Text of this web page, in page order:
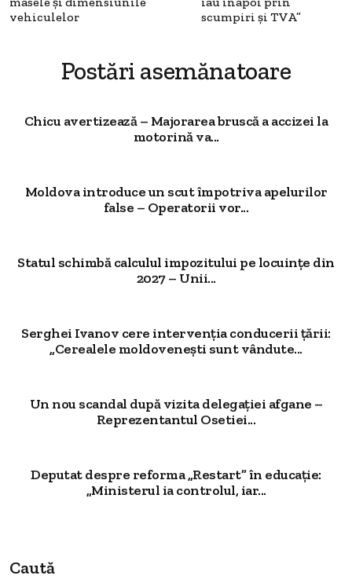
vehiculelor
scumpiri și TVA”
Postări asemănatoare
Chicu avertizează – Majorarea bruscă a accizei la
motorină va...
Moldova introduce un scut împotriva apelurilor
false – Operatorii vor...
Statul schimbă calculul impozitului pe locuințe din
2027 – Unii...
Serghei Ivanov cere intervenția conducerii țării:
„Cerealele moldovenești sunt vândute...
Un nou scandal după vizita delegației afgane –
Reprezentantul Osetiei...
Deputat despre reforma „Restart” în educație:
„Ministerul ia controlul, iar...
Caută